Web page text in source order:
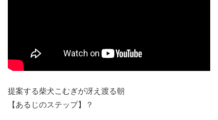
提案する柴犬こむぎが冴え渡る朝
【あるじのステップ】？